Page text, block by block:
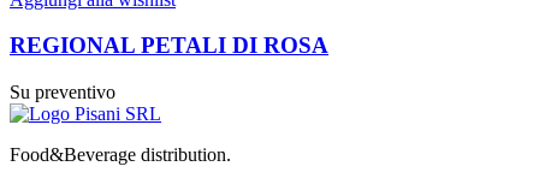
REGIONAL PETALI DI ROSA
Su preventivo
Food&Beverage distribution.